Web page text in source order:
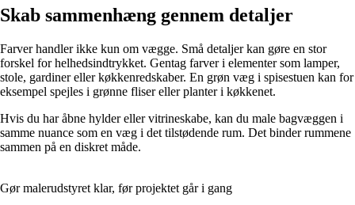
Skab sammenhæng gennem detaljer
Farver handler ikke kun om vægge. Små detaljer kan gøre en stor
forskel for helhedsindtrykket. Gentag farver i elementer som lamper,
stole, gardiner eller køkkenredskaber. En grøn væg i spisestuen kan for
eksempel spejles i grønne fliser eller planter i køkkenet.
Hvis du har åbne hylder eller vitrineskabe, kan du male bagvæggen i
samme nuance som en væg i det tilstødende rum. Det binder rummene
sammen på en diskret måde.
Gør malerudstyret klar, før projektet går i gang